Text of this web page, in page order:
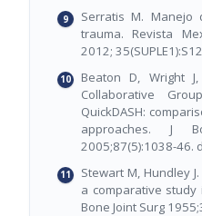
Serratis M. Manejo
trauma. Revista
2012;
Beaton D, Wright
Collaborative
QuickDASH:
approaches. J
2005;87(5):1038-46.
Stewart M, Hundley
a comparative study
Bone Joint Surg